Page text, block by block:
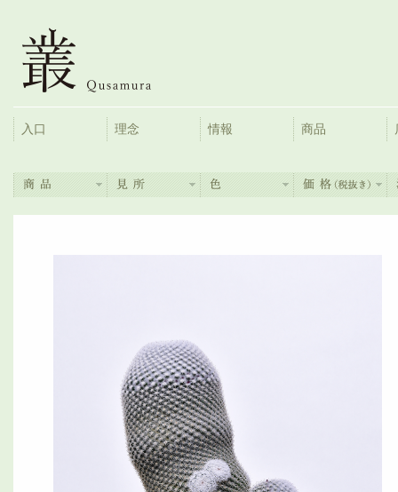
入口 理念 情報 商品